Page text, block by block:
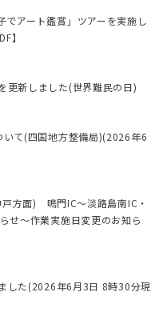
でアート鑑賞」ツアーを実施し
】
更新しました(世界難民の日)
て(四国地方整備局)(2026年6
方面) 鳴門IC～淡路島南IC・
せ～作業実施日変更のお知ら
した(2026年6月3日 8時30分現